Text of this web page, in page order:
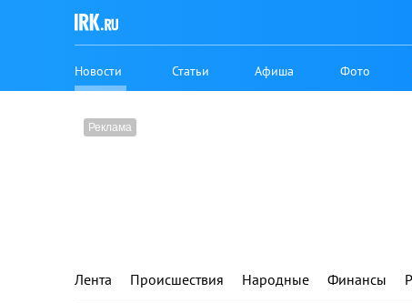
Новости Статьи Афиша Фото
Лента Происшествия Народные Финансы